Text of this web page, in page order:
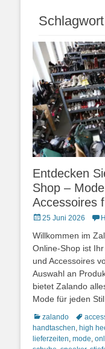
Entdecken
Shop –
Accessoires
Posted
25 Juni 2026
Willkommen im
Online-Shop ist
und Accessoires
Auswahl an
bietet Zalando
Mode für jeden Stil
Kategorien
zalando
handtaschen, high
lieferzeiten, mode,